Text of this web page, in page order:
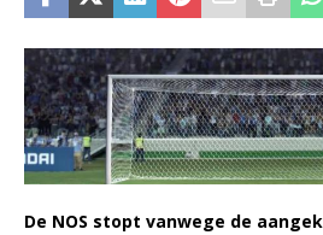
De NOS stopt vanwege de